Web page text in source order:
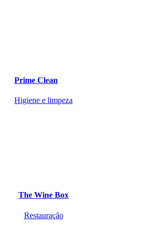
Prime Clean
Higiene e limpeza
The Wine Box
Restauração